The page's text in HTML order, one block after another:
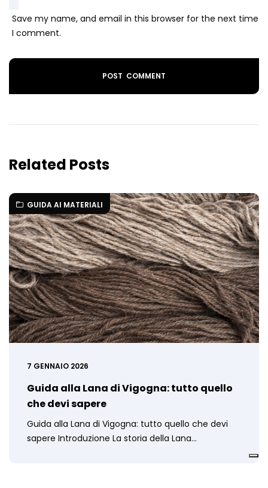
Save my name, and email in this browser for the next time
I comment.
Related Posts
GUIDA AI MATERIALI
7 GENNAIO 2026
Guida alla Lana di Vigogna: tutto quello
che devi sapere
Guida alla Lana di Vigogna: tutto quello che devi
sapere Introduzione La storia della Lana…